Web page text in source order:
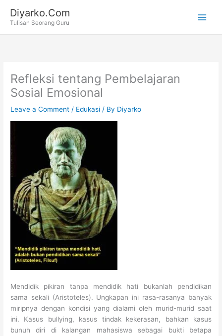
content
Diyarko.Com
Tulisan Seorang Guru
Refleksi tentang Pembelajaran
Sosial Emosional
Leave a Comment / Edukasi / By Diyarko
Mendidik pikiran tanpa mendidik hati bukanlah pendidikan
sama sekali (Aristoteles). Ungkapan ini rasa-rasanya banyak
miripnya dengan kondisi yang dialami oleh murid-murid saat
ini. Kasus bullying, kasus tindak kekerasan, bahkan kasus
bunuh diri di kalangan mahasiswa sebagai bukti betapa